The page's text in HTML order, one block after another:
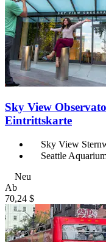
Sky View
Eintrittskarte
Sky View
Seattle
Neu
Ab
70,24 $